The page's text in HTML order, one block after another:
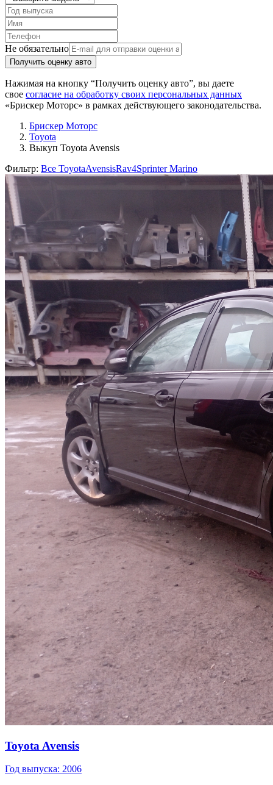
Не обязательно
Получить оценку авто
Нажимая на кнопку “Получить оценку авто”, вы даете
свое согласие на обработку своих персональных данных
«Брискер Моторс» в рамках действующего законодательства.
Брискер Моторс
Toyota
Выкуп Toyota Avensis
Фильтр: Все ToyotaAvensisRav4Sprinter Marino
Toyota Avensis
Год выпуска: 2006